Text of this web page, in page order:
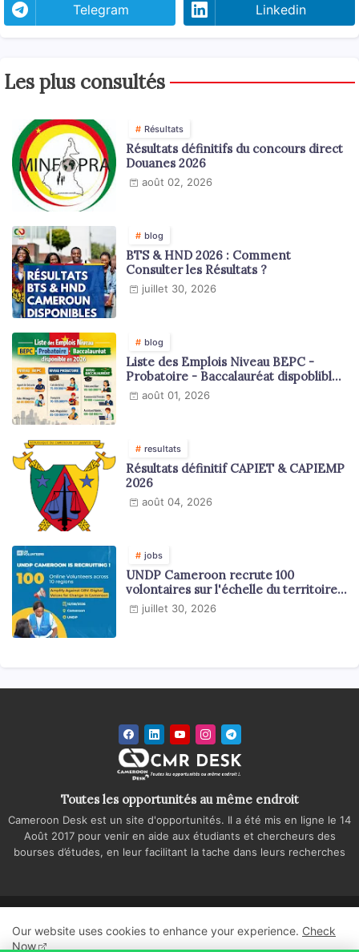
Telegram Linkedin
Les plus consultés
Résultats
Résultats définitifs du concours direct
Douanes 2026
août 02, 2026
blog
BTS & HND 2026 : Comment
Consulter les Résultats ?
juillet 30, 2026
blog
Liste des Emplois Niveau BEPC -
Probatoire - Baccalauréat dispoblible
en 2026
août 01, 2026
resultats
Résultats définitif CAPIET & CAPIEMP
2026
août 04, 2026
jobs
UNDP Cameroon recrute 100
volontaires sur l'échelle du territoire
national
juillet 30, 2026
Toutes les opportunités au même endroit
Cameroon Desk est un site d'opportunités. Il a été mis en ligne le 14
Août 2017 pour venir en aide aux étudiants et chercheurs des
bourses d’études, en leur facilitant la tache dans leurs recherches
Politique de confidentialité
Regie publicitaire
Our website uses cookies to enhance your experience. Check
Now